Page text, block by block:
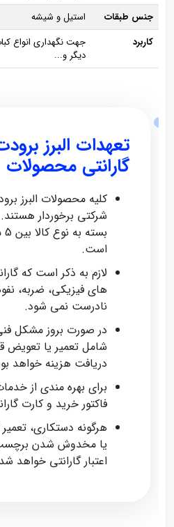
جنس طبقات
استیل و شیشه
کاربرد
جهت نگهداری انواع
دیگر و...
تعهدات البرز
گارانتی محصولات
کلیه محصولات البرز
شرکتی برخوردار
است.
لازم به ذکر است که
های فیزیکی، ضربه،
نادرست نمی‌ شود.
در صورت بروز مشکل
شامل تعمیر یا
دریافت هزینه خواهد
برای بهره‌ مندی از
فاکتور خرید و کارت
هرگونه دستکاری،
یا مخدوش شدن
اعتبار گارانتی خواهد